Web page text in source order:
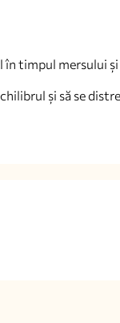
timpul mersului și
și să se